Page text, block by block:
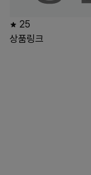
25
상품링크